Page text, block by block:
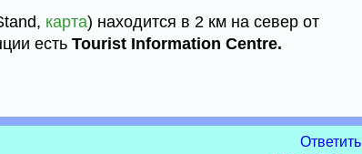
карта) находится в 2 км на север от
есть Tourist Information Centre.
Ответить